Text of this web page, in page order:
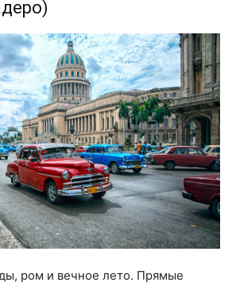
ром и вечное лето. Прямые